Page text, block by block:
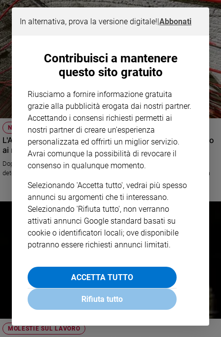
NATALE DI VALORE 2024
L'Academy di Autostrade per l'Italia che forma e dà lavoro
ai rifugiati
Dopo un percorso formativo, undici richiedenti asilo giunti in Italia e un
detenuto sono stati assunti come carpentieri in un cantiere della Società
MOLESTIE SUL LAVORO
In alternativa, prova la versione digitale!|Abbonati
Contribuisci a mantenere
questo sito gratuito
Riusciamo a fornire informazione gratuita
grazie alla pubblicità erogata dai nostri partner.
Accettando i consensi richiesti permetti ai
nostri partner di creare un'esperienza
personalizzata ed offrirti un miglior servizio.
Avrai comunque la possibilità di revocare il
consenso in qualunque momento.
Selezionando 'Accetta tutto', vedrai più spesso
annunci su argomenti che ti interessano.
Selezionando 'Rifiuta tutto', non verranno
attivati annunci Google standard basati su
cookie o identificatori locali; ove disponibile
potranno essere richiesti annunci limitati.
ACCETTA TUTTO
Rifiuta tutto